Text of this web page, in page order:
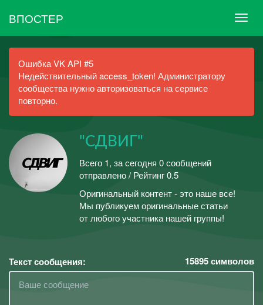
ВПОСТЕР
Ошибка VK API #5
Недействительный access_token! Администратору
сообщества нужно авторизоваться на сервисе
повторно.
"СДВИГ"
Всего 1, за сегодня 0 сообщений
отправлено / Рейтинг 0.5
Оригинальный контент - это наше все!
Мы публикуем оригинальные статьи
от любого участника нашей группы!
Текст сообщения: 15895символов